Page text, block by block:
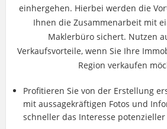
einhergehen. Hierbei werden die
Ihnen die Zusammenarbeit mit
Maklerbüro sichert. Nutzen
Verkaufsvorteile, wenn Sie Ihre
Region verkaufen
Profitieren Sie von der Erstellung
mit aussagekräftigen Fotos und
schneller das Interesse potenzieller